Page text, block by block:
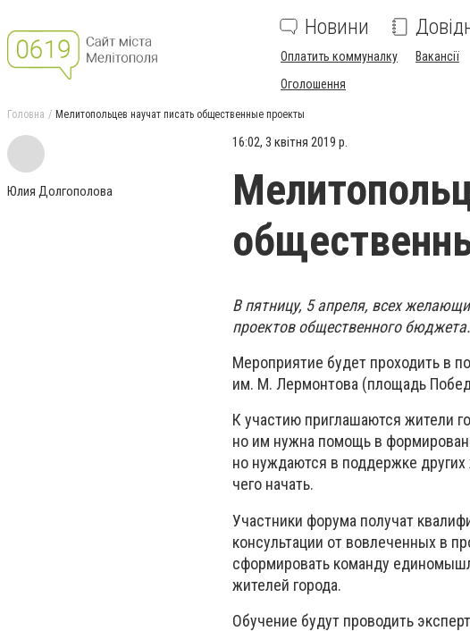
Новини
Оплатить коммуналку Вакансії
Оголошення
Головна Мелитопольцев научат писать общественные проекты
Юлия Долгополова
16:02, 3 квітня 2019 р.
В пятницу, 5 апреля, всех
проектов общественного бюджета.
Мероприятие будет проходить в
им. М. Лермонтова (площадь
К участию приглашаются жители
но им нужна помощь в
но нуждаются в поддержке
чего начать.
Участники форума получат
консультации от вовлеченных в
сформировать команду
жителей города.
Обучение будут проводить